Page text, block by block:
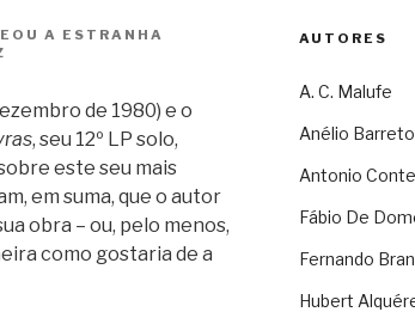
A ESTRANHA
de 1980) e o
, seu 12º LP solo,
este seu mais
em suma, que o autor
obra – ou, pelo menos,
como gostaria de a
AUTORES
A. C. Malufe
Anélio Barreto
Antonio
Fábio De
Fernando
Hubert